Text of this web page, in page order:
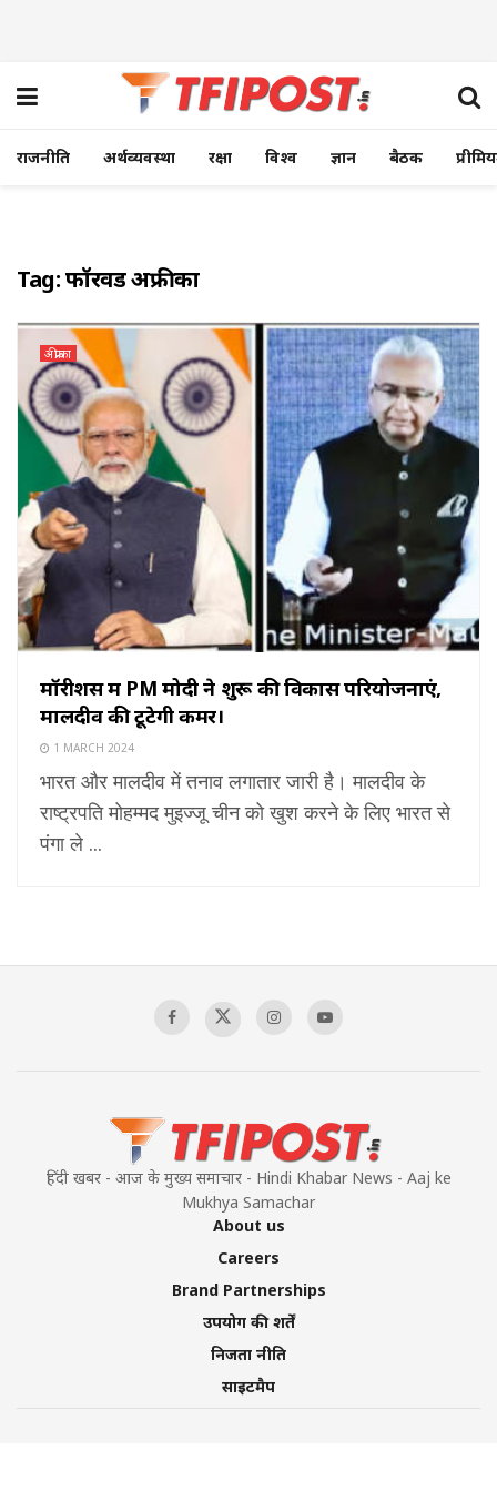
राजनीति अर्थव्यवस्था रक्षा विश्व ज्ञान बैठक
Tag:फॉरवर्ड अफ्रीका
अफ्रीका
मॉरीशस में PM मोदी ने शुरू की विकास परियोजनाएं,
मालदीव की टूटेगी कमर।
1 MARCH 2024
भारत और मालदीव में तनाव लगातार जारी है। मालदीव के
राष्ट्रपति मोहम्मद मुइज्जू चीन को खुश करने के लिए भारत से
पंगा ले ...
हिंदी खबर - आज के मुख्य समाचार - Hindi Khabar News - Aaj ke
Mukhya Samachar
About us
Careers
Brand Partnerships
उपयोग की शर्तें
निजता नीति
साइटमैप